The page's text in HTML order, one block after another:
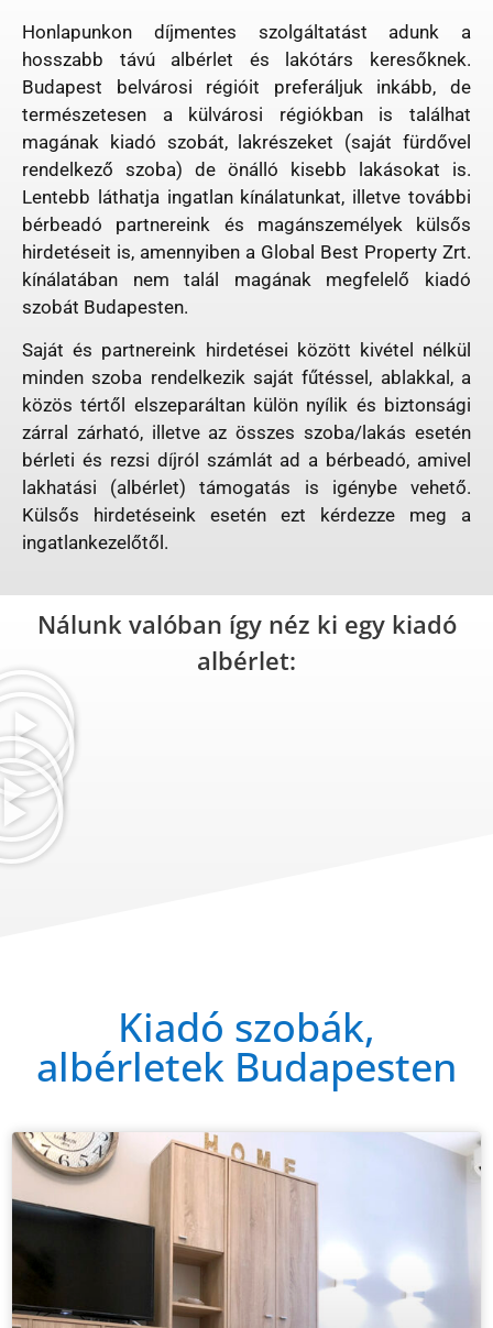
Honlapunkon díjmentes szolgáltatást adunk a
hosszabb távú albérlet és lakótárs keresőknek.
Budapest belvárosi régióit preferáljuk inkább, de
természetesen a külvárosi régiókban is találhat
magának kiadó szobát, lakrészeket (saját fürdővel
rendelkező szoba) de önálló kisebb lakásokat is.
Lentebb láthatja ingatlan kínálatunkat, illetve további
bérbeadó partnereink és magánszemélyek külsős
hirdetéseit is, amennyiben a Global Best Property Zrt.
kínálatában nem talál magának megfelelő kiadó
szobát Budapesten.
Saját és partnereink hirdetései között kivétel nélkül
minden szoba rendelkezik saját fűtéssel, ablakkal, a
közös tértől elszeparáltan külön nyílik és biztonsági
zárral zárható, illetve az összes szoba/lakás esetén
bérleti és rezsi díjról számlát ad a bérbeadó, amivel
lakhatási (albérlet) támogatás is igénybe vehető.
Külsős hirdetéseink esetén ezt kérdezze meg a
ingatlankezelőtől.
Nálunk valóban így néz ki egy kiadó
albérlet:
Kiadó szobák,
albérletek Budapesten